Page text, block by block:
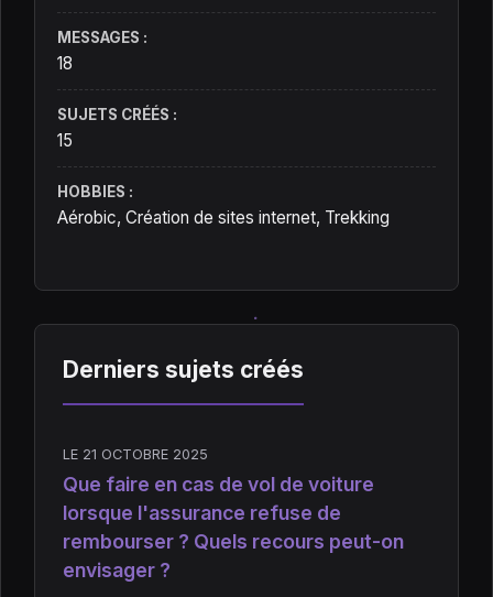
MESSAGES :
18
SUJETS CRÉÉS :
15
HOBBIES :
Aérobic, Création de sites internet, Trekking
Derniers sujets créés
LE 21 OCTOBRE 2025
Que faire en cas de vol de voiture
lorsque l'assurance refuse de
rembourser ? Quels recours peut-on
envisager ?